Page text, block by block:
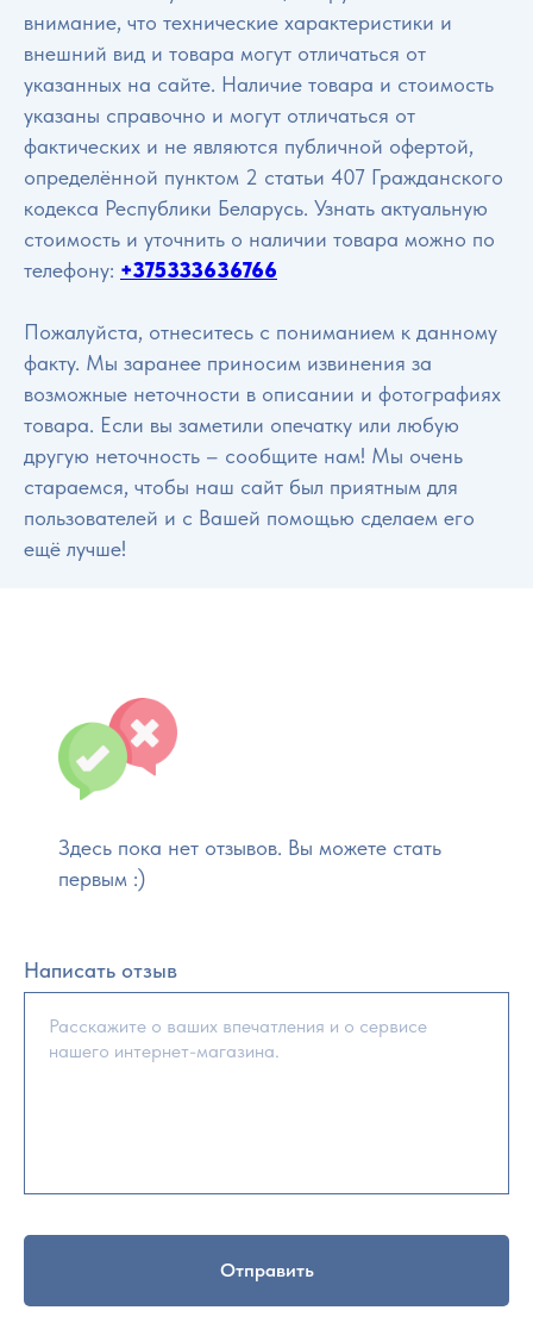
внимание, что технические характеристики и
внешний вид и товара могут отличаться от
указанных на сайте. Наличие товара и стоимость
указаны справочно и могут отличаться от
фактических и не являются публичной офертой,
определённой пунктом 2 статьи 407 Гражданского
кодекса Республики Беларусь. Узнать актуальную
стоимость и уточнить о наличии товара можно по
телефону: +375333636766
Пожалуйста, отнеситесь с пониманием к данному
факту. Мы заранее приносим извинения за
возможные неточности в описании и фотографиях
товара. Если вы заметили опечатку или любую
другую неточность – сообщите нам! Мы очень
стараемся, чтобы наш сайт был приятным для
пользователей и с Вашей помощью сделаем его
ещё лучше!
Здесь пока нет отзывов. Вы можете стать
первым :)
Написать отзыв
Отправить